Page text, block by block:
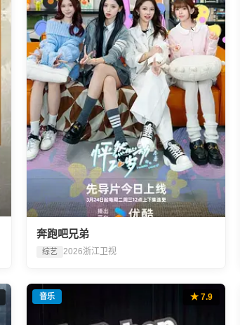
奔跑吧兄弟
综艺 2026浙江卫视
音乐 ★ 7.9